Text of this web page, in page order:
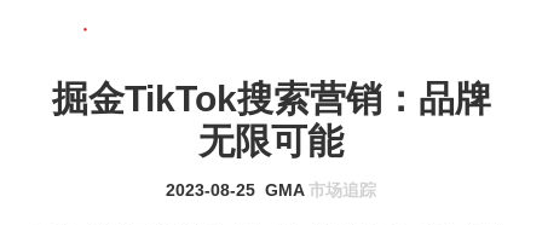
掘金TikTok搜索营销：品牌
无限可能
2023-08-25 GMA 市场追踪